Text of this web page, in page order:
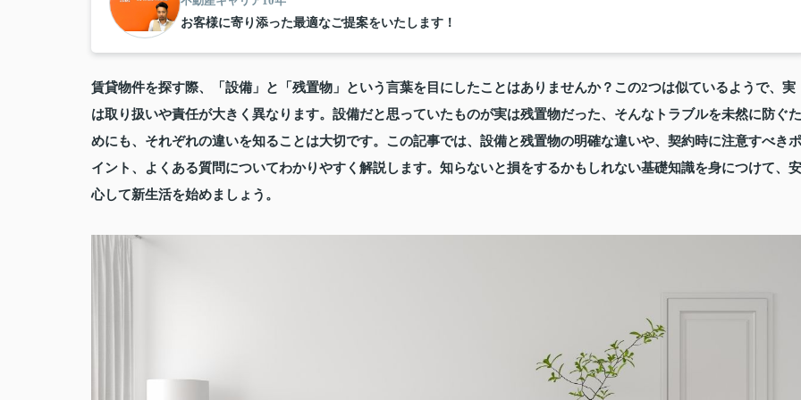
お客様に寄り添った最適なご提案をいたします！
賃貸物件を探す際、「設備」と「残置物」という言葉を目にしたことはありませんか？この2つは似ているようで、実
は取り扱いや責任が大きく異なります。設備だと思っていたものが実は残置物だった、そんなトラブルを未然に防ぐた
めにも、それぞれの違いを知ることは大切です。この記事では、設備と残置物の明確な違いや、契約時に注意すべきポ
イント、よくある質問についてわかりやすく解説します。知らないと損をするかもしれない基礎知識を身につけて、安
心して新生活を始めましょう。